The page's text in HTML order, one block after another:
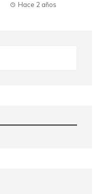
Hace 2 años